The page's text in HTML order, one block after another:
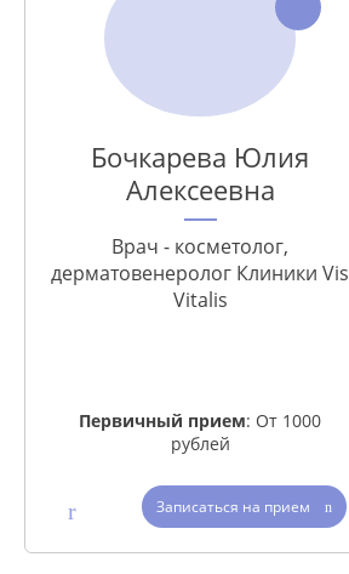
Бочкарева Юлия
Алексеевна
Врач - косметолог,
дерматовенеролог Клиники Vis
Vitalis
Первичный прием: От 1000
рублей
Записаться на прием